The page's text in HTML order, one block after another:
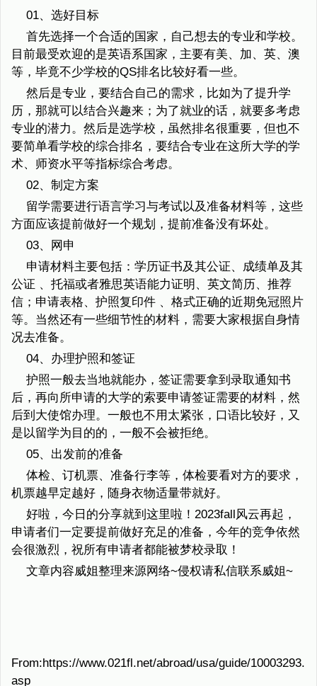
01、选好目标
首先选择一个合适的国家，自己想去的专业和学校。
目前最受欢迎的是英语系国家，主要有美、加、英、澳
等，毕竟不少学校的QS排名比较好看一些。
然后是专业，要结合自己的需求，比如为了提升学
历，那就可以结合兴趣来；为了就业的话，就要多考虑
专业的潜力。然后是选学校，虽然排名很重要，但也不
要简单看学校的综合排名，要结合专业在这所大学的学
术、师资水平等指标综合考虑。
02、制定方案
留学需要进行语言学习与考试以及准备材料等，这些
方面应该提前做好一个规划，提前准备没有坏处。
03、网申
申请材料主要包括：学历证书及其公证、成绩单及其
公证 、托福或者雅思英语能力证明、英文简历、推荐
信；申请表格、护照复印件 、格式正确的近期免冠照片
等。当然还有一些细节性的材料，需要大家根据自身情
况去准备。
04、办理护照和签证
护照一般去当地就能办，签证需要拿到录取通知书
后，再向所申请的大学的索要申请签证需要的材料，然
后到大使馆办理。一般也不用太紧张，口语比较好，又
是以留学为目的的，一般不会被拒绝。
05、出发前的准备
体检、订机票、准备行李等，体检要看对方的要求，
机票越早定越好，随身衣物适量带就好。
好啦，今日的分享就到这里啦！2023fall风云再起，
申请者们一定要提前做好充足的准备，今年的竞争依然
会很激烈，祝所有申请者都能被梦校录取！
文章内容威姐整理来源网络~侵权请私信联系威姐~
From:https://www.021fl.net/abroad/usa/guide/10003293.
asp